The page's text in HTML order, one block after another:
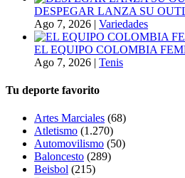
DESPEGAR LANZA SU
Ago 7, 2026 | Variedades
EL EQUIPO COLOMBIA
Ago 7, 2026 | Tenis
Tu deporte favorito
Artes Marciales (68)
Atletismo (1.270)
Automovilismo (50)
Baloncesto (289)
Beisbol (215)